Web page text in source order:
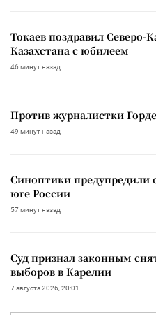
Токаев поздравил Северо-
Казахстана с юбилеем
46 минут назад
Против журналистки
49 минут назад
Синоптики предупредили
юге России
57 минут назад
Суд признал законным
выборов в Карелии
7 августа 2026, 20:01